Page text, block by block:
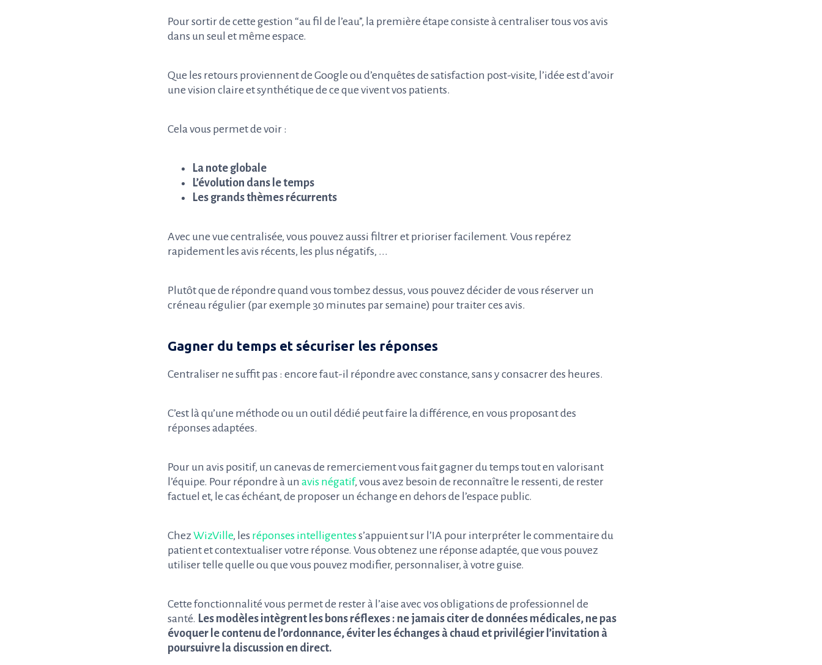
Pour sortir de cette gestion “au fil de l’eau”, la première étape consiste à centraliser tous vos avis
dans un seul et même espace.
Que les retours proviennent de Google ou d’enquêtes de satisfaction post-visite, l’idée est d’avoir
une vision claire et synthétique de ce que vivent vos patients.
Cela vous permet de voir :
La note globale
L’évolution dans le temps
Les grands thèmes récurrents
Avec une vue centralisée, vous pouvez aussi filtrer et prioriser facilement. Vous repérez
rapidement les avis récents, les plus négatifs, ...
Plutôt que de répondre quand vous tombez dessus, vous pouvez décider de vous réserver un
créneau régulier (par exemple 30 minutes par semaine) pour traiter ces avis.
Gagner du temps et sécuriser les réponses
Centraliser ne suffit pas : encore faut-il répondre avec constance, sans y consacrer des heures.
C’est là qu’une méthode ou un outil dédié peut faire la différence, en vous proposant des
réponses adaptées.
Pour un avis positif, un canevas de remerciement vous fait gagner du temps tout en valorisant
l’équipe. Pour répondre à un avis négatif, vous avez besoin de reconnaître le ressenti, de rester
factuel et, le cas échéant, de proposer un échange en dehors de l’espace public.
Chez WizVille, les réponses intelligentess’appuient sur l’IA pour interpréter le commentaire du
patient et contextualiser votre réponse. Vous obtenez une réponse adaptée, que vous pouvez
utiliser telle quelle ou que vous pouvez modifier, personnaliser, à votre guise.
Cette fonctionnalité vous permet de rester à l’aise avec vos obligations de professionnel de
santé. Les modèles intègrent les bons réflexes : ne jamais citer de données médicales, ne pas
évoquer le contenu de l’ordonnance, éviter les échanges à chaud et privilégier l’invitation à
poursuivre la discussion en direct.